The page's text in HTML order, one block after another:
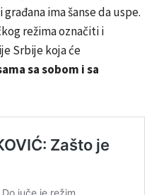
ima šanse da uspe.
režima označiti i
Srbije koja će
sa sobom i sa